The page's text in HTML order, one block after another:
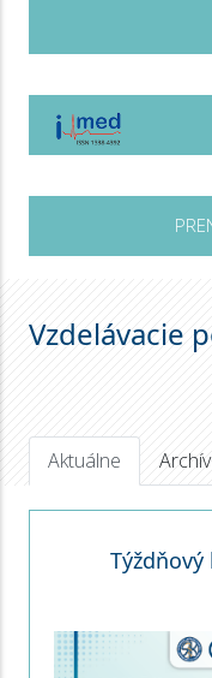
Vzdelávacie
Aktuálne Archív
Týždňový